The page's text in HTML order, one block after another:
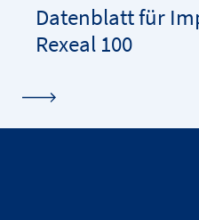
Datenblatt für
Rexeal 100